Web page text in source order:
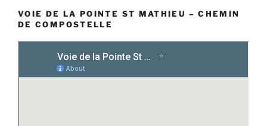
VOIE DE LA POINTE ST MATHIEU – CHEMIN
DE COMPOSTELLE